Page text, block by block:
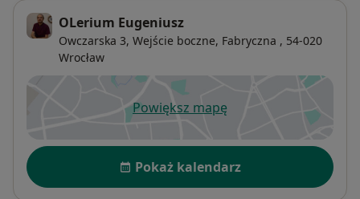
OLerium Eugeniusz
Owczarska 3, Wejście boczne, Fabryczna , 54-020
Wrocław
Powiększ mapęotwiera się w nowej karcie
Dostępność
Pokaż kalendarz